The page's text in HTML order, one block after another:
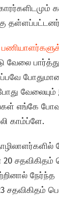
வேலை
எங்கே
காம்ப்ளே.
20
நேர்ந்த
சதவிகிதம்